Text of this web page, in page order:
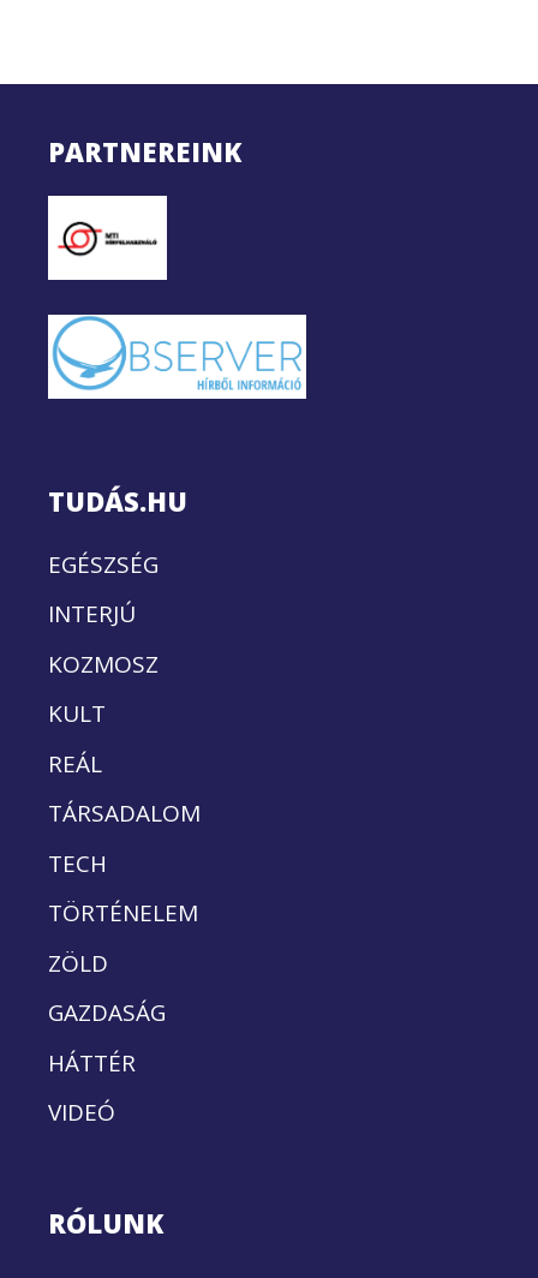
PARTNEREINK
TUDÁS.HU
EGÉSZSÉG
INTERJÚ
KOZMOSZ
KULT
REÁL
TÁRSADALOM
TECH
TÖRTÉNELEM
ZÖLD
GAZDASÁG
HÁTTÉR
VIDEÓ
RÓLUNK